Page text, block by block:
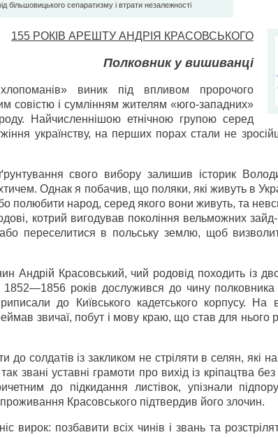
більшовицького сепаратизму і втрати незалежності
155 РОКІВ АРЕШТУ АНДРІЯ КРАСОВСЬКОГО
Полковник у вишиванці
виник під впливом пророчого
совістю і сумлінням жителям «юго-западних»
Найчисленнішою етнічною групою серед
українству, на перших порах стали не
свого вибору залишив історик
Однак я побачив, що поляки, які живуть в
полюбити народ, серед якого вони живуть, та
котрий вигодував покоління вельможних зайд-
переселитися в польську землю, щоб
Андрій Красовський, чий родовід походить із
1852—1856 років дослужився до чину полковника
до Київського кадетського корпусу. На
звичаї, побут і мову краю, що став для нього
солдатів із закликом не стріляти в селян, які
звані уставні грамоти про вихід із кріпацтва
до підкидання листівок, упізнали
Красовського підтвердив його злочин.
вирок: позбавити всіх чинів і звань та